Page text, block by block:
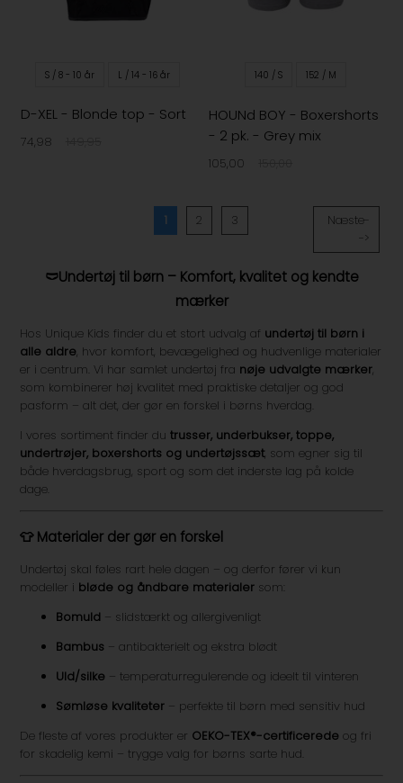
S / 8 - 10 år L / 14 - 16 år
D-XEL - Blonde top - Sort
74,98
140 / S 152 / M
HOUNd BOY - Boxershorts
- 2 pk. - Grey mix
105,00
1 2 3
Næste-
->
🩲Undertøj til børn – Komfort, kvalitet og kendte
mærker
Hos Unique Kids finder du et stort udvalg af undertøj til børn i
alle aldre, hvor komfort, bevægelighed og hudvenlige materialer
er i centrum. Vi har samlet undertøj fra nøje udvalgte mærker,
som kombinerer høj kvalitet med praktiske detaljer og god
pasform – alt det, der gør en forskel i børns hverdag.
I vores sortiment finder dutrusser, underbukser, toppe,
undertrøjer, boxershorts og undertøjssæt, som egner sig til
både hverdagsbrug, sport og som det inderste lag på kolde
dage.
👕Materialer der gør en forskel
Undertøj skal føles rart hele dagen – og derfor fører vi kun
modeller i bløde og åndbare materialer som:
Bomuld – slidstærkt og allergivenligt
Bambus – antibakterielt og ekstra blødt
Uld/silke – temperaturregulerende og ideelt til vinteren
Sømløse kvaliteter – perfekte til børn med sensitiv hud
De fleste af vores produkter er OEKO-TEX®-certificerede og fri
for skadelig kemi – trygge valg for børns sarte hud.